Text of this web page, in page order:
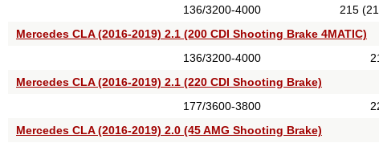
136/3200-4000
215
Mercedes CLA (2016-2019) 2.1 (200 CDI Shooting Brake 4MATIC)
136/3200-4000
Mercedes CLA (2016-2019) 2.1 (220 CDI Shooting Brake)
177/3600-3800
Mercedes CLA (2016-2019) 2.0 (45 AMG Shooting Brake)